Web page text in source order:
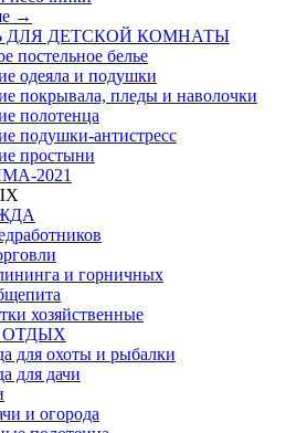
→
ДЛЯ ДЕТСКОЙ КОМНАТЫ
постельное белье
одеяла и подушки
покрывала, пледы и наволочки
полотенца
подушки-антистресс
простыни
2021
и горничных
хозяйственные
ОТДЫХ
для охоты и рыбалки
для дачи
и огорода